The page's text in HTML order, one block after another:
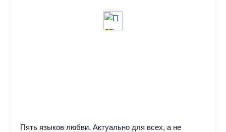
Пять языков любви. Актуально для всех, а не